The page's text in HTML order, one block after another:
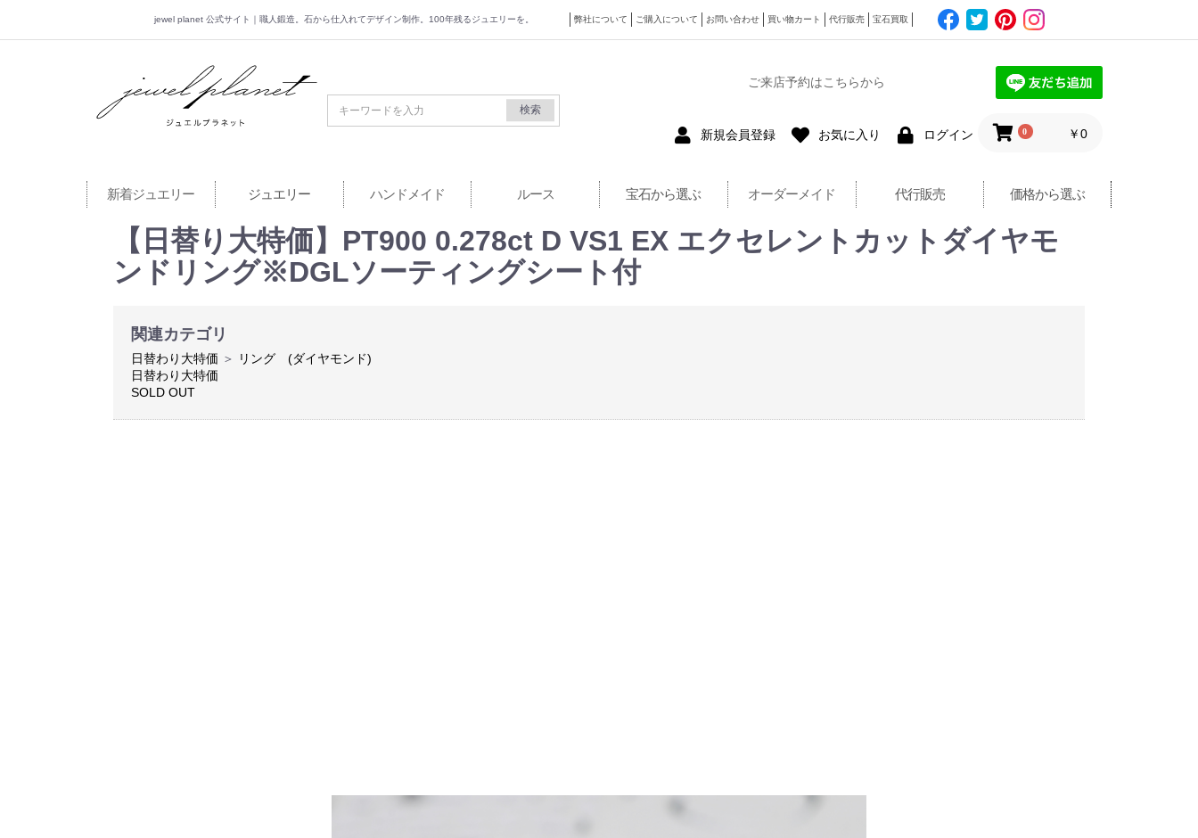
jewel planet 公式サイト｜職人鍛造。石から仕入れてデザイン制作。100年残るジュエリーを。 弊社について ご購入について お問い合わせ 買い物カート 代行販売 宝石買取
jewel planet 公式サイト
検索
ご来店予約はこちらから
新規会員登録 お気に入り ログイン 0 ￥0
新着ジュエリー ジュエリー ハンドメイド ルース 宝石から選ぶ オーダーメイド 代行販売 価格から選ぶ
【日替り大特価】PT900 0.278ct D VS1 EX エクセレントカットダイヤモ
ンドリング※DGLソーティングシート付
関連カテゴリ
日替わり大特価 ＞
リング (ダイヤモンド)
日替わり大特価
SOLD OUT